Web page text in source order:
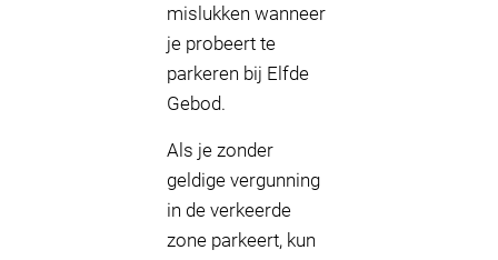
mislukken wanneer
je probeert te
parkeren bij Elfde
Gebod.
Als je zonder
geldige vergunning
in de verkeerde
zone parkeert, kun